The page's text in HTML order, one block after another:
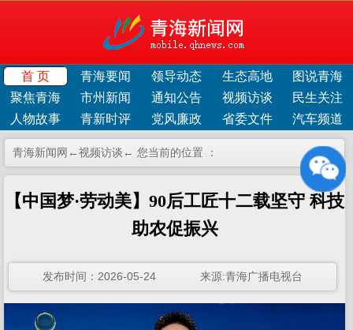
首 页 青海要闻 领导动态 生态高地
图说青海
聚焦青海
市州新闻 通知公告 视频访谈
民生关注
人物故事
青新时评 党风廉政 省委文件 汽车频道
青海新闻网← ← 您当前的位置 ：
视频访谈
【中国梦·劳动美】90后工匠十二载坚守 科技
助农促振兴
发布时间：2026-05-24 来源:青海广播电视台